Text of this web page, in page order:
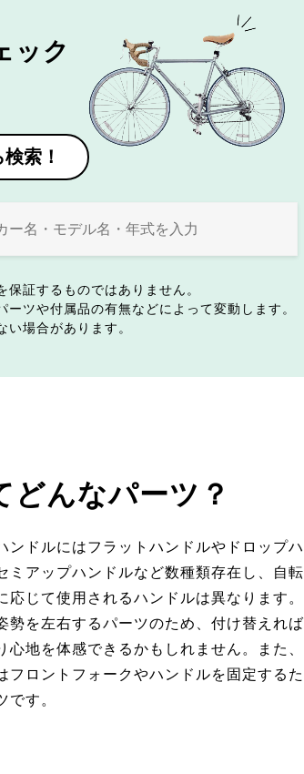
ック
索！
証するものではありません。
ツや付属品の有無などによって変動します。
場合があります。
んなパーツ？
ンドルにはフラットハンドルやドロップハ
ミアップハンドルなど数種類存在し、自転
応じて使用されるハンドルは異なります。
勢を左右するパーツのため、付け替えれば
心地を体感できるかもしれません。また、
フロントフォークやハンドルを固定するた
です。